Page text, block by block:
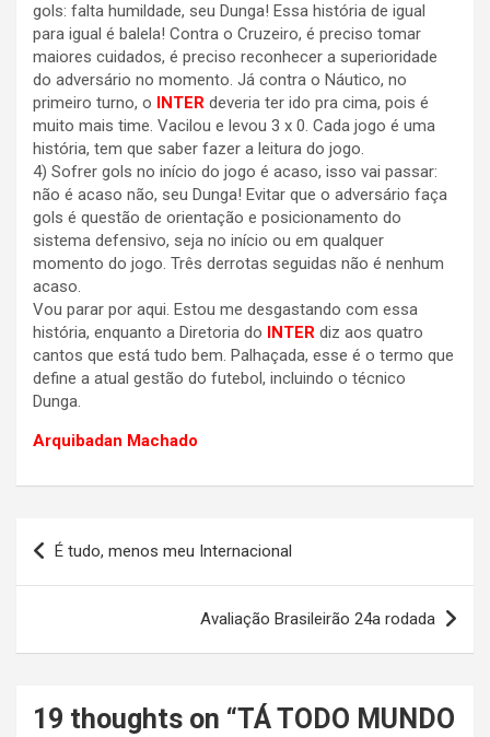
gols: falta humildade, seu Dunga! Essa história de igual
para igual é balela! Contra o Cruzeiro, é preciso tomar
maiores cuidados, é preciso reconhecer a superioridade
do adversário no momento. Já contra o Náutico, no
primeiro turno, o INTER deveria ter ido pra cima, pois é
muito mais time. Vacilou e levou 3 x 0. Cada jogo é uma
história, tem que saber fazer a leitura do jogo.
4) Sofrer gols no início do jogo é acaso, isso vai passar:
não é acaso não, seu Dunga! Evitar que o adversário faça
gols é questão de orientação e posicionamento do
sistema defensivo, seja no início ou em qualquer
momento do jogo. Três derrotas seguidas não é nenhum
acaso.
Vou parar por aqui. Estou me desgastando com essa
história, enquanto a Diretoria do INTER diz aos quatro
cantos que está tudo bem. Palhaçada, esse é o termo que
define a atual gestão do futebol, incluindo o técnico
Dunga.
Arquibadan Machado
Navegação
de
É tudo, menos meu Internacional
Avaliação Brasileirão 24a rodada
19 thoughts on “TÁ TODO MUNDO